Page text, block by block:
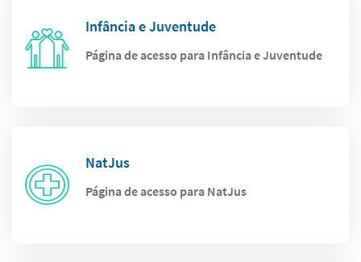
Infância e Juventude
Página de acesso para Infância e Juventude
NatJus
Página de acesso para NatJus